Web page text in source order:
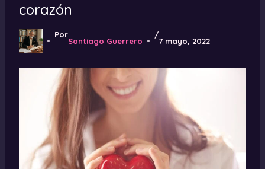
corazón
Por
Santiago Guerrero
/
7 mayo, 2022